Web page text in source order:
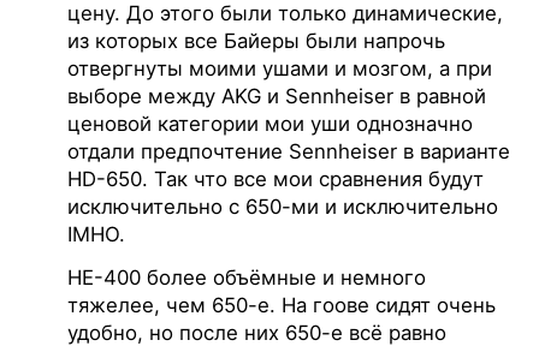
цену. До этого были только динамические,
из которых все Байеры были напрочь
отвергнуты моими ушами и мозгом, а при
выборе между AKG и Sennheiser в равной
ценовой категории мои уши однозначно
отдали предпочтение Sennheiser в варианте
HD-650. Так что все мои сравнения будут
исключительно с 650-ми и исключительно
IMHO.
НЕ-400 более объёмные и немного
тяжелее, чем 650-е. На гоове сидят очень
удобно, но после них 650-е всё равно